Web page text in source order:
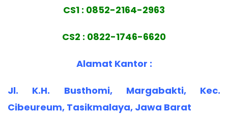
CS1 : 0852-2164-2963
CS2 : 0822-1746-6620
Alamat Kantor :
Jl. K.H. Busthomi, Margabakti, Kec.
Cibeureum, Tasikmalaya, Jawa Barat